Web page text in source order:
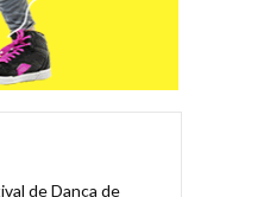
de Dança de